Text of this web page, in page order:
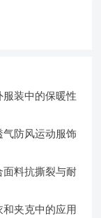
装中的保暖性
防风运动服饰
面料抗撕裂与耐
夹克中的应用